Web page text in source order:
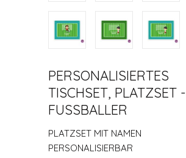
PERSONALISIERTES
TISCHSET, PLATZSET -
FUSSBALLER
PLATZSET MIT NAMEN
PERSONALISIERBAR